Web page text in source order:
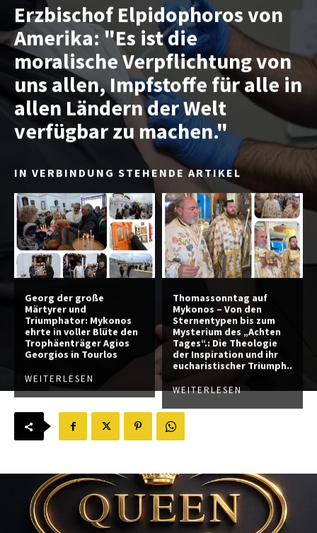
Erzbischof Elpidophoros von
Amerika: "Es ist die
moralische Verpflichtung von
uns allen, Impfstoffe für alle in
allen Ländern der Welt
verfügbar zu machen."
IN VERBINDUNG STEHENDE ARTIKEL
Georg der große
Märtyrer und
Triumphator: Mykonos
ehrte in voller Blüte den
Trophäenträger Agios
Georgios in Tourlos
WEITERLESEN
Thomassonntag auf
Mykonos – Von den
Sternentypen bis zum
Mysterium des „Achten
Tages“.: Die Theologie
der Inspiration und ihr
eucharistischer Triumph..
WEITERLESEN